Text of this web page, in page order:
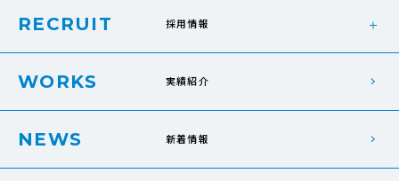
RECRUIT 採用情報
WORKS 実績紹介
NEWS 新着情報